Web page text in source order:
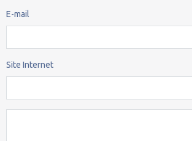
E-mail
Site Internet